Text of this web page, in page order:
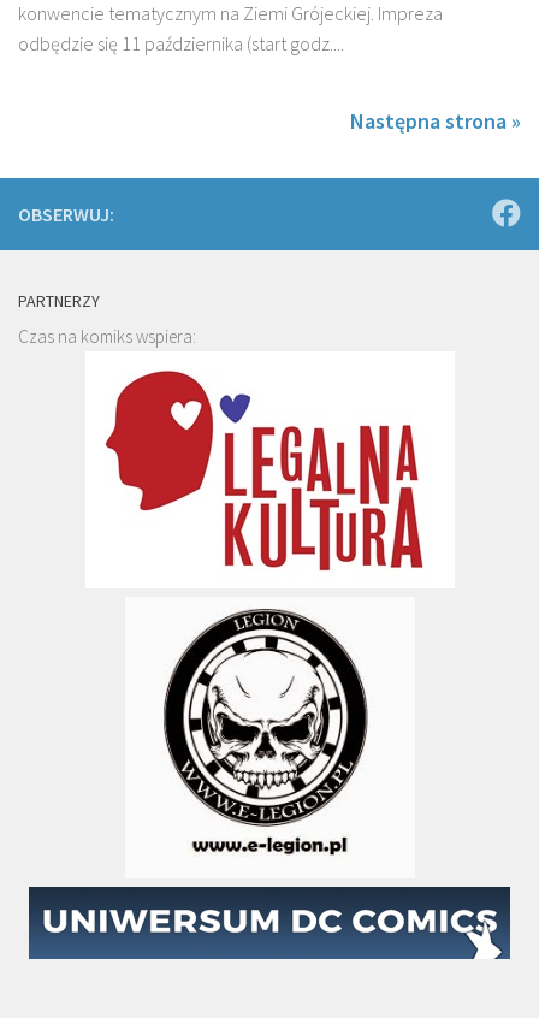
konwencie tematycznym na Ziemi Grójeckiej. Impreza
odbędzie się 11 października (start godz....
Następna strona »
OBSERWUJ:
PARTNERZY
Czas na komiks wspiera: